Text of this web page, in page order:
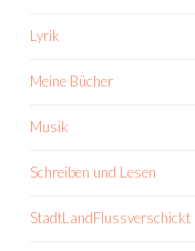
Lyrik
Meine Bücher
Musik
Schreiben und Lesen
StadtLandFlussverschickt